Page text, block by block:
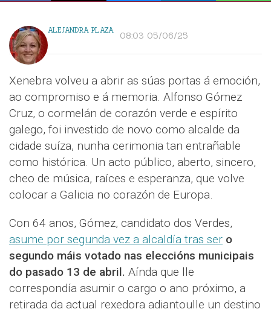
ALEJANDRA PLAZA 08:03 05/06/25
Xenebra volveu a abrir as súas portas á emoción,
ao compromiso e á memoria. Alfonso Gómez
Cruz, o cormelán de corazón verde e espírito
galego, foi investido de novo como alcalde da
cidade suíza, nunha cerimonia tan entrañable
como histórica. Un acto público, aberto, sincero,
cheo de música, raíces e esperanza, que volve
colocar a Galicia no corazón de Europa.
Con 64 anos, Gómez, candidato dos Verdes,
asume por segunda vez a alcaldía tras ser o
segundo máis votado nas eleccións municipais
do pasado 13 de abril. Aínda que lle
correspondía asumir o cargo o ano próximo, a
retirada da actual rexedora adiantoulle un destino